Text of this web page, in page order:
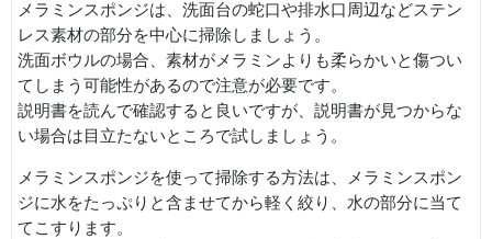
メラミンスポンジは、洗面台の蛇口や排水口周辺などステン
レス素材の部分を中心に掃除しましょう。
洗面ボウルの場合、素材がメラミンよりも柔らかいと傷つい
てしまう可能性があるので注意が必要です。
説明書を読んで確認すると良いですが、説明書が見つからな
い場合は目立たないところで試しましょう。
メラミンスポンジを使って掃除する方法は、メラミンスポン
ジに水をたっぷりと含ませてから軽く絞り、水の部分に当て
てこすります。